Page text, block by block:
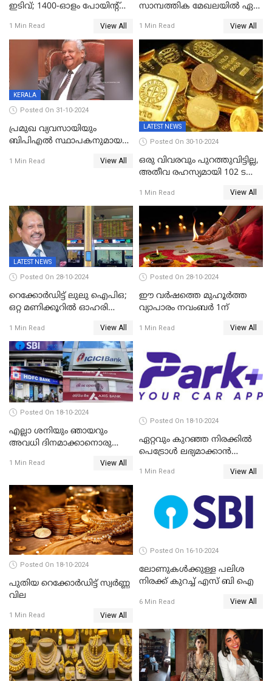
ഇടിവ്; 1400-ഓളം പോയിൻ്റ്
സെൻസെക്സ്;രൂപയുടെ
മൂല്യം വീണ്ടും റെക്കോര്‍ഡ്
താഴ്ചയില്‍
1 Min Read View All
സാമ്പത്തിക മേഖലയിൽ ഏഴ്
ടിക്കറ്റ് ബുക്കിംഗ് മുതൽ
എൽപിജി വരെ...
1 Min Read View All
KERALA
Posted On 31-10-2024
പ്രമുഖ വ്യവസായിയും
ബിപിഎല്‍ സ്ഥാപകനുമായ
1 Min Read View All
LATEST NEWS
Posted On 30-10-2024
ഒരു വിവരവും പുറത്തുവിട്ടില്ല,
അതീവ രഹസ്യമായി 102 ടൺ
ഇന്ത്യയിലേക്കെത്തിച്ചു
1 Min Read View All
LATEST NEWS
Posted On 28-10-2024
റെക്കോർഡിട്ട് ലുലു ഐപിഒ;
ഒറ്റ മണിക്കൂറിൽ ഓഹരി
നിന്നും വാങ്ങാം, ഓഹരിക്ക്
വില 2.04 ദിർഹം വരെ
1 Min Read View All
Posted On 28-10-2024
ഈ വർഷത്തെ മുഹൂർത്ത
വ്യാപാരം നവംബർ 1ന്
1 Min Read View All
Posted On 18-10-2024
എല്ലാ ശനിയും ഞായറും
അവധി ദിനമാക്കാനൊരുങ്ങി
1 Min Read View All
Posted On 18-10-2024
ഏറ്റവും കുറഞ്ഞ നിരക്കില്‍
പെട്രോള്‍ ലഭ്യമാക്കാന്‍
1 Min Read View All
Posted On 18-10-2024
പുതിയ റെക്കോർഡിട്ട് സ്വർണ്ണ
വില
1 Min Read View All
Posted On 16-10-2024
ലോണുകൾക്കുള്ള പലിശ
നിരക്ക് കുറച്ച് എസ് ബി ഐ
6 Min Read View All